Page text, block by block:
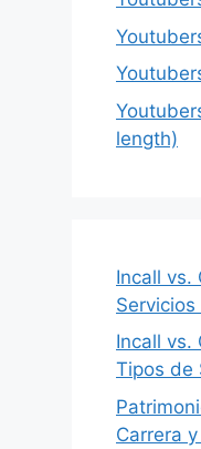
length)
Incall vs.
Incall vs.
Tipos de
Carrera